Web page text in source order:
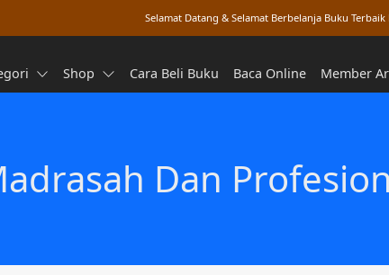
Selamat Datang & Selamat Berbelanja Buku Terbaik
Shop Cara Beli Buku Baca Online Member
Dan